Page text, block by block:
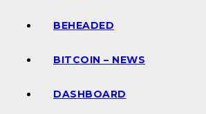
BEHEADED
BITCOIN – NEWS
DASHBOARD